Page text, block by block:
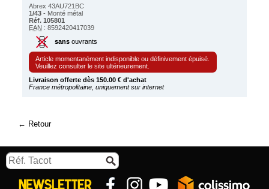
Abrex 43AU721BC
1/43 - Monté métal
Réf. 105801
EAN : 8592420417039
sansouvrants
Article momentanément indisponible ou définivement épuisé.
Veuillez consulter le site ultérieurement.
Livraison offerte dès 150.00 € d'achat
France métropolitaine, uniquement sur internet
Retour